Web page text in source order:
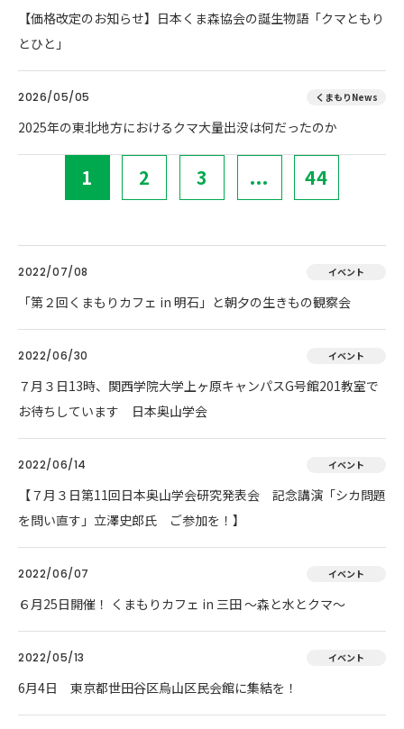
【価格改定のお知らせ】日本くま森協会の誕生物語「クマともり
とひと」
2026/05/05 くまもりNews
2025年の東北地方におけるクマ大量出没は何だったのか
1 2 3 ... 44
2022/07/08 イベント
「第２回くまもりカフェ in 明石」と朝夕の生きもの観察会
2022/06/30 イベント
７月３日13時、関西学院大学上ヶ原キャンパスG号館201教室で
お待ちしています 日本奥山学会
2022/06/14 イベント
【７月３日第11回日本奥山学会研究発表会 記念講演「シカ問題
を問い直す」立澤史郎氏 ご参加を！】
2022/06/07 イベント
６月25日開催！ くまもりカフェ in 三田 ～森と水とクマ～
2022/05/13 イベント
6月4日 東京都世田谷区烏山区民会館に集結を！